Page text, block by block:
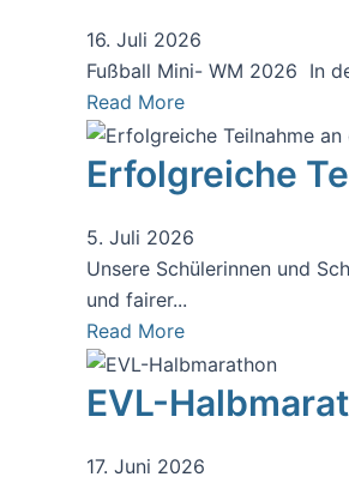
16. Juli 2026
Fußball Mini- WM 2026 In
Read More
Erfolgreiche
5. Juli 2026
Unsere Schülerinnen und
und fairer...
Read More
EVL-
17. Juni 2026